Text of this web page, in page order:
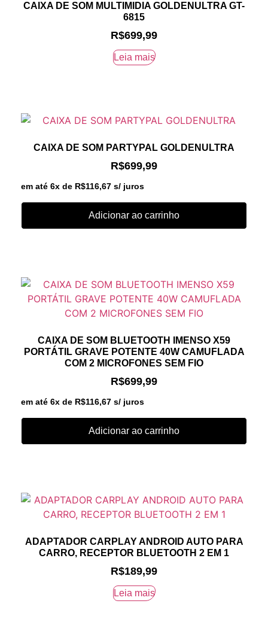
CAIXA DE SOM MULTIMIDIA GOLDENULTRA GT-
6815
R$699,99
Leia mais
CAIXA DE SOM PARTYPAL GOLDENULTRA
R$699,99
em até 6x de R$116,67 s/ juros
Adicionar ao carrinho
CAIXA DE SOM BLUETOOTH IMENSO X59
PORTÁTIL GRAVE POTENTE 40W CAMUFLADA
COM 2 MICROFONES SEM FIO
R$699,99
em até 6x de R$116,67 s/ juros
Adicionar ao carrinho
ADAPTADOR CARPLAY ANDROID AUTO PARA
CARRO, RECEPTOR BLUETOOTH 2 EM 1
R$189,99
Leia mais